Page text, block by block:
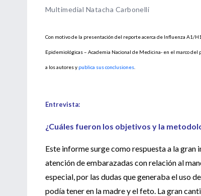
Multimedial Natacha Carbonelli
Con motivo de la presentación del reporte acerca de Influenza A1/
Epidemiológicas – Academia Nacional de Medicina- en el marco
a los autores y publica sus conclusiones
Entrevista:
¿Cuáles fueron los objetivos y la
Este informe surge como respuesta a la
atención de embarazadas con relación al
especial, por las dudas que generaba el uso
podía tener en la madre y el feto. La gran